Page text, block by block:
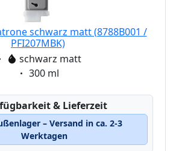
schwarz matt (8788B001 /
PFI207MBK)
schwarz matt
Eigenschaft:
300 ml
& Lieferzeit
– Versand in ca. 2-3
Werktagen